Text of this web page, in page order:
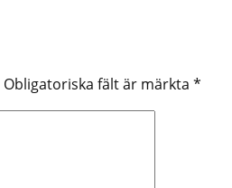
Obligatoriska fält är märkta *